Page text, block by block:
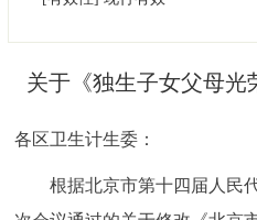
政务公开
市领导 机构
关于《独生子女父母光
各区卫生计生委：
根据北京市第十四届人民代